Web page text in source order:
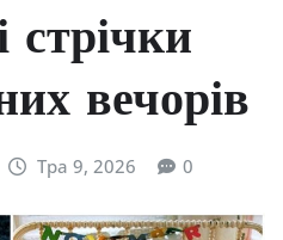
стрічки
вечорів
Тра 9, 2026 0